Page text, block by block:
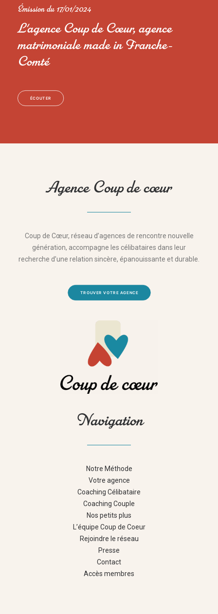
Émission du 17/01/2024
L'agence Coup de Cœur, agence
matrimoniale made in Franche-
Comté
ÉCOUTER
Agence Coup de cœur
Coup de Cœur, réseau d’agences de rencontre nouvelle
génération, accompagne les célibataires dans leur
recherche d’une relation sincère, épanouissante et durable.
TROUVER VOTRE AGENCE
Navigation
Notre Méthode
Votre agence
Coaching Célibataire
Coaching Couple
Nos petits plus
L’équipe Coup de Coeur
Rejoindre le réseau
Presse
Contact
Accès membres